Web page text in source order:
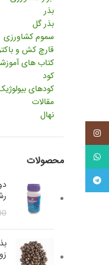
بذر
بذر گل
سموم کشاورزی
قارچ کش و
کتاب های
کود
کودهای
مقالات
نهال
محصولاتواتس آپ